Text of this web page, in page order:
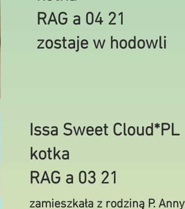
RAG a 04 21
zostaje w hodowli
Issa Sweet Cloud*PL
kotka
RAG a 03 21
zamieszkała z rodziną P. Anny